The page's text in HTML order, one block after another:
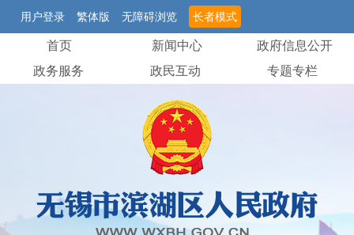
用户登录 繁体版 无障碍浏览 长者模式
首页 新闻中心
政府信息公开
政务服务
政民互动 专题专栏